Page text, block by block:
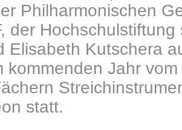
Philharmonischen
der
Elisabeth Kutschera
kommenden Jahr
statt.